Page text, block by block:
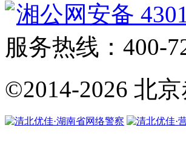
湘公网安备
服务热线：400-
©2014-2026 北京